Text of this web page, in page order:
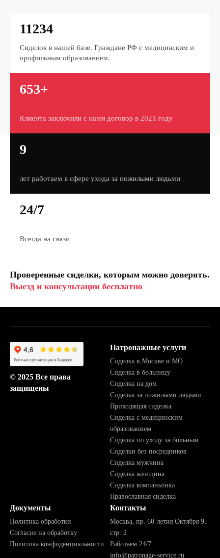
11234
Сиделок в нашей базе. Граждане РФ с медицинским и
профильным образованием.
653+
Клиента заключили с нами договор в 2021 году
9
лет работаем в сфере ухода за пожилыми людьми
24/7
Всегда на связи
Проверенные сиделки, которым можно доверять.
Выезд и консультации бесплатно
© 2025 Все права
защищены
Патронажные услуги
Сиделка в Москве и МО
Сиделка в больницу
Сиделка на дом
Сиделка за пожилыми людьми
Приходящая сиделка
Сиделка с медицинским
образованием
Сиделка по уходу за больным
Сиделки без посредников
Сиделка мужчина
Сиделка женщина
Сиделка компаньонка
Православная сиделка
Документы
Политика обработки
Согласие на обработку
Политика конфиденциальности
Контакты
Москва, пр. 60-летия Октября 9,
стр. 2
Работаем 24/7
info@patronage-service.ru